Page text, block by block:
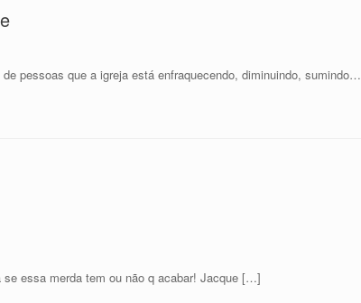
pessoas que a igreja está enfraquecendo, diminuindo, sumindo…
essa merda tem ou não q acabar! Jacque […]